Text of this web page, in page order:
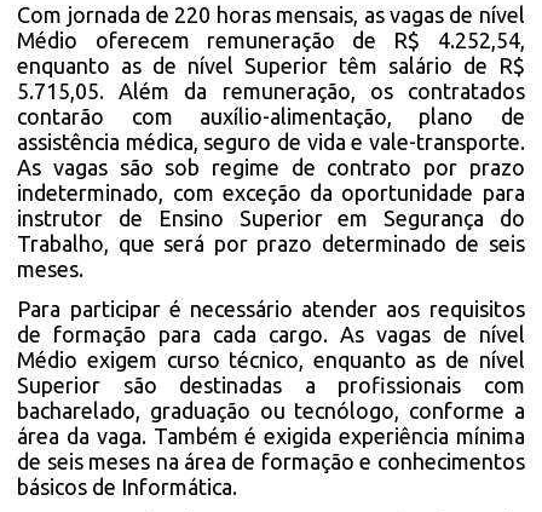
Com jornada de 220 horas mensais, as vagas de nível
Médio oferecem remuneração de R$ 4.252,54,
enquanto as de nível Superior têm salário de R$
5.715,05. Além da remuneração, os contratados
contarão com auxílio-alimentação, plano de
assistência médica, seguro de vida e vale-transporte.
As vagas são sob regime de contrato por prazo
indeterminado, com exceção da oportunidade para
instrutor de Ensino Superior em Segurança do
Trabalho, que será por prazo determinado de seis
meses.
Para participar é necessário atender aos requisitos
de formação para cada cargo. As vagas de nível
Médio exigem curso técnico, enquanto as de nível
Superior são destinadas a profissionais com
bacharelado, graduação ou tecnólogo, conforme a
área da vaga. Também é exigida experiência mínima
de seis meses na área de formação e conhecimentos
básicos de Informática.